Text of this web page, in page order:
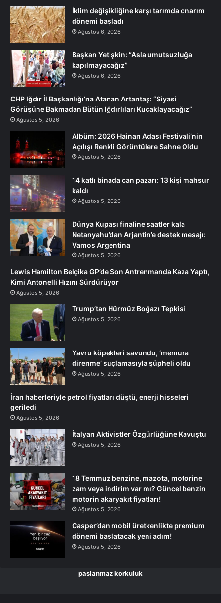
İklim değişikliğine karşı tarımda onarım
dönemi başladı
Ağustos 6, 2026
Başkan Yetişkin: “Asla umutsuzluğa
kapılmayacağız”
Ağustos 6, 2026
CHP Iğdır İl Başkanlığı’na Atanan Artantaş: “Siyasi
Görüşüne Bakmadan Bütün Iğdırlıları Kucaklayacağız”
Ağustos 5, 2026
Albüm: 2026 Hainan Adası Festivali’nin
Açılışı Renkli Görüntülere Sahne Oldu
Ağustos 5, 2026
14 katlı binada can pazarı: 13 kişi mahsur
kaldı
Ağustos 5, 2026
Dünya Kupası finaline saatler kala
Netanyahu’dan Arjantin’e destek mesajı:
Vamos Argentina
Ağustos 5, 2026
Lewis Hamilton Belçika GP’de Son Antrenmanda Kaza Yaptı,
Kimi Antonelli Hızını Sürdürüyor
Ağustos 5, 2026
Trump’tan Hürmüz Boğazı Tepkisi
Ağustos 5, 2026
Yavru köpekleri savundu, ‘memura
direnme’ suçlamasıyla şüpheli oldu
Ağustos 5, 2026
İran haberleriyle petrol fiyatları düştü, enerji hisseleri
geriledi
Ağustos 5, 2026
İtalyan Aktivistler Özgürlüğüne Kavuştu
Ağustos 5, 2026
18 Temmuz benzine, mazota, motorine
zam veya indirim var mı? Güncel benzin
motorin akaryakıt fiyatları!
Ağustos 5, 2026
Casper’dan mobil üretkenlikte premium
dönemi başlatacak yeni adım!
Ağustos 5, 2026
paslanmaz korkuluk